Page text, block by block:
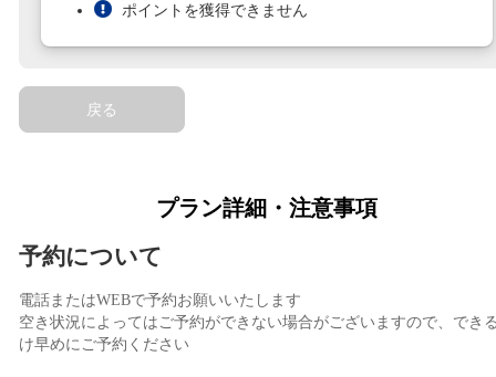
ポイントを獲得できません
戻る
プラン詳細・注意事項
予約について
電話またはWEBで予約お願いいたします
空き状況によってはご予約ができない場合がございますので、でき
け早めにご予約ください